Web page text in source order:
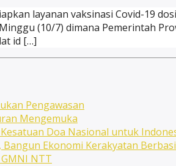
layanan vaksinasi Covid-19
(10/7) dimana Pemerintah
id […]
Pengawasan
Mengemuka
Doa Nasional untuk
Bangun Ekonomi Kerakyatan
NTT